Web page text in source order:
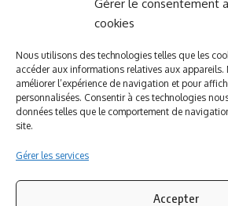
Gérer le consentement
cookies
Nous utilisons des technologies telles que les
accéder aux informations relatives aux
améliorer l’expérience de navigation et pour
personnalisées. Consentir à ces technologies
données telles que le comportement de
site.
Gérer les services
Accepter
Azinat.com TV soutient